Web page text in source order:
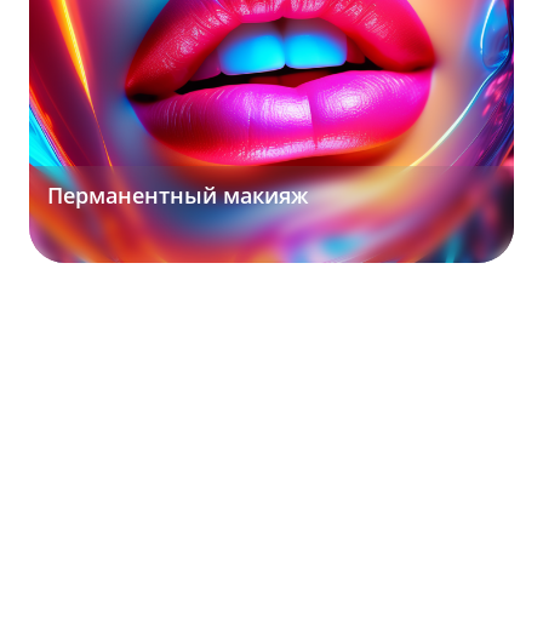
Перманентный макияж